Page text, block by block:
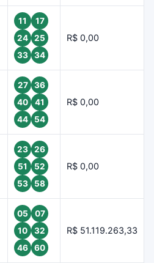
11
17
24
25
33
34
R$ 0,00
27
36
40
41
44
54
R$ 0,00
23
26
51
52
53
58
R$ 0,00
05
07
10
32
46
60
R$ 51.119.263,33